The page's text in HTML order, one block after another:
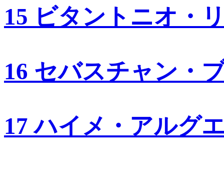
15 ビタントニオ・
16 セバスチャン・
17 ハイメ・アルグ